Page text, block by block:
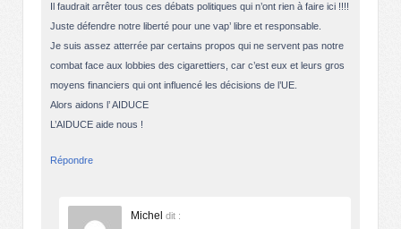
Il faudrait arrêter tous ces débats politiques qui n’ont rien à faire ici !!!!
Juste défendre notre liberté pour une vap’ libre et responsable.
Je suis assez atterrée par certains propos qui ne servent pas notre
combat face aux lobbies des cigarettiers, car c’est eux et leurs gros
moyens financiers qui ont influencé les décisions de l’UE.
Alors aidons l’ AIDUCE
L’AIDUCE aide nous !
Répondre
Michel dit :